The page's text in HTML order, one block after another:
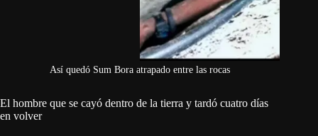
Así quedó Sum Bora atrapado entre las rocas
El hombre que se cayó dentro de la tierra y tardó cuatro días
en volver